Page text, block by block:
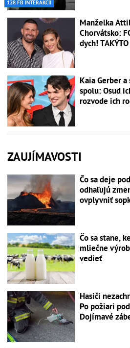
128 FB INTERAKCIÍ
Manželka
Chorvátsko:
dych!
Kaia Gerber a
spolu: Osud
rozvode ich
ZAUJÍMAVOSTI
Čo sa deje
odhaľujú
ovplyvniť
Čo sa stane,
mliečne
vedieť
Hasiči
Po požiari
Dojímavé